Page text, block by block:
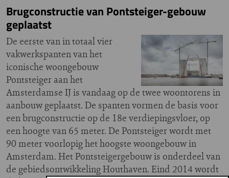
Brugconstructie van Pontsteiger-gebouw
geplaatst
De eerste van in totaal vier
vakwerkspanten van het
iconische woongebouw
Pontsteiger aan het
Amsterdamse IJ is vandaag op de twee woontorens in
aanbouw geplaatst. De spanten vormen de basis voor
een brugconstructie op de 18e verdiepingsvloer, op
een hoogte van 65 meter. De Pontsteiger wordt met
90 meter voorlopig het hoogste woongebouw in
Amsterdam. Het Pontsteigergebouw is onderdeel van
de gebiedsontwikkeling Houthaven. Eind 2014 wordt